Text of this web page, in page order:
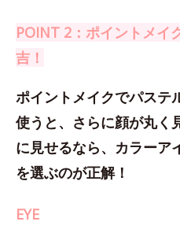
POINT 2：ポイントメイ
吉！
ポイントメイクでパステ
使うと、さらに顔が丸く
に見せるなら、カラーア
を選ぶのが正解！
EYE